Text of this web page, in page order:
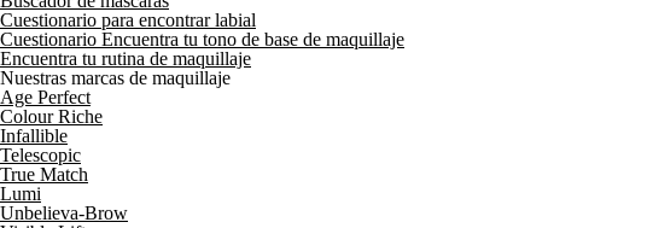
Cuestionario para encontrar labial
Cuestionario Encuentra tu tono de base de maquillaje
Encuentra tu rutina de maquillaje
Nuestras marcas de maquillaje
Age Perfect
Colour Riche
Infallible
Telescopic
True Match
Lumi
Unbelieva-Brow